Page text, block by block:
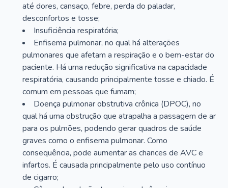
até dores, cansaço, febre, perda do paladar,
desconfortos e tosse;
Insuficiência respiratória;
Enfisema pulmonar, no qual há alterações
pulmonares que afetam a respiração e o bem-estar do
paciente. Há uma redução significativa na capacidade
respiratória, causando principalmente tosse e chiado. É
comum em pessoas que fumam;
Doença pulmonar obstrutiva crônica (DPOC), no
qual há uma obstrução que atrapalha a passagem de ar
para os pulmões, podendo gerar quadros de saúde
graves como o enfisema pulmonar. Como
consequência, pode aumentar as chances de AVC e
infartos. É causada principalmente pelo uso contínuo
de cigarro;